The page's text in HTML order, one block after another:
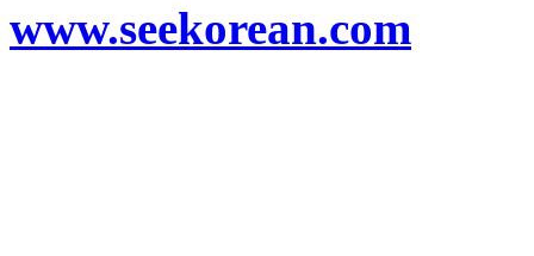
www.seekorean.com